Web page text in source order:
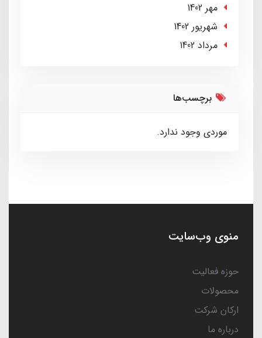
مهر 1402
شهریور 1402
مرداد 1402
برچسب‌ها
موردی وجود ندارد.
منوی وب‌سایت
حوزه فعالیت
محصولات
ارکان شرکت
درباره ما